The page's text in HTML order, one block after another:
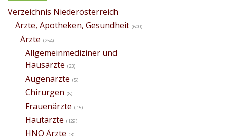
Verzeichnis Niederösterreich
Ärzte, Apotheken, Gesundheit (600)
Ärzte (254)
Allgemeinmediziner und
Hausärzte (23)
Augenärzte (5)
Chirurgen (8)
Frauenärzte (15)
Hautärzte (129)
HNO Ärzte (3)